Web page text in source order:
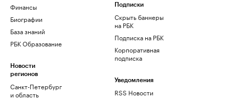
Финансы
Биографии
База знаний
РБК Образование
Новости
регионов
Санкт-Петербург
и область
Подписки
Скрыть баннеры
на РБК
Подписка на РБК
Корпоративная
подписка
Уведомления
RSS Новости